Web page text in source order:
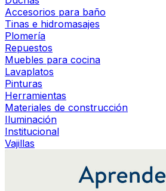
Accesorios para baño
Tinas e hidromasajes
Plomería
Repuestos
Muebles para cocina
Lavaplatos
Pinturas
Herramientas
Materiales de construcción
Iluminación
Institucional
Vajillas